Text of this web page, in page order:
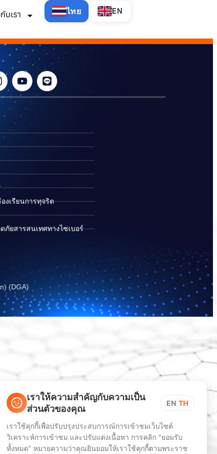
บเรา ไทย EN
งเรียนการทุจริต
ยสารสนเทศทางไซเบอร์
(DGA)
เราให้ความสำคัญกับความเป็น
ส่วนตัวของคุณ
EN TH
เราใช้คุกกี้เพื่อปรับปรุงประสบการณ์การเข้าชมเว็บไซต์
วิเคราะห์การเข้าชม และปรับแต่งเนื้อหา การคลิก "ยอมรับ
ทั้งหมด" หมายความว่าคุณยินยอมให้เราใช้คุกกี้ตามพระราช